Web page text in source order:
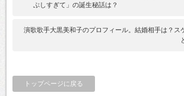
ぶしすぎて」の誕生秘話は？
演歌歌手大黒美和子のプロフィール。結婚相手は？ス
トップページに戻る